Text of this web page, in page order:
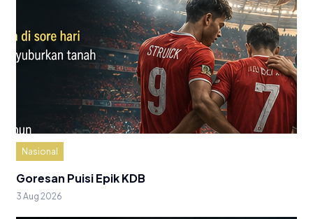
Nasional
Goresan Puisi Epik KDB
3 Aug 2026